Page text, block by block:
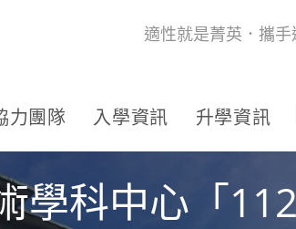
適性就是菁英．攜
力團隊 入學資訊 升學資訊
學科中心「